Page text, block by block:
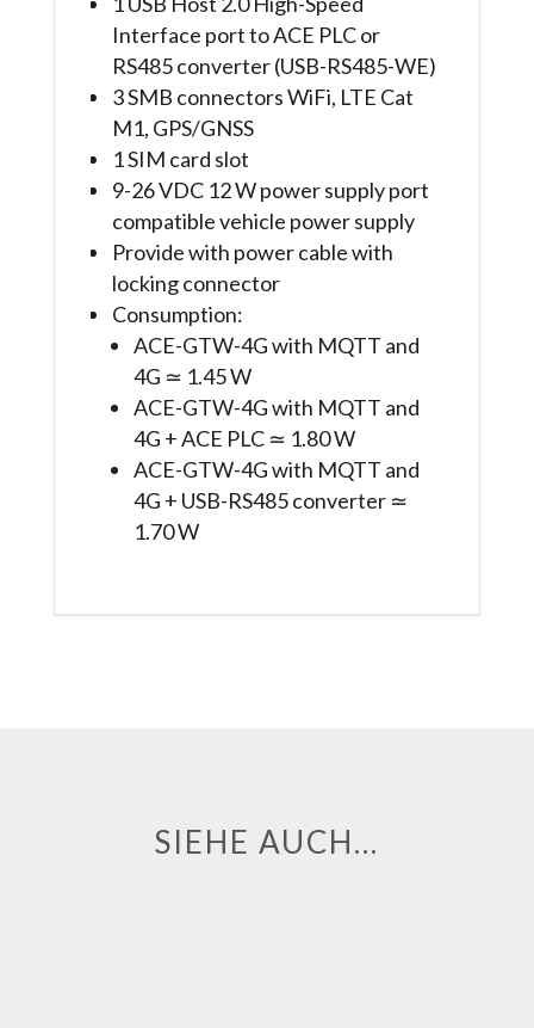
Interface port to ACE PLC or
RS485 converter (USB-RS485-WE)
3 SMB connectors WiFi, LTE Cat
M1, GPS/GNSS
1 SIM card slot
9-26 VDC 12 W power supply port
compatible vehicle power supply
Provide with power cable with
locking connector
Consumption:
ACE-GTW-4G with MQTT and
4G ≃ 1.45 W
ACE-GTW-4G with MQTT and
4G + ACE PLC ≃ 1.80 W
ACE-GTW-4G with MQTT and
4G + USB-RS485 converter ≃
1.70 W
SIEHE AUCH…